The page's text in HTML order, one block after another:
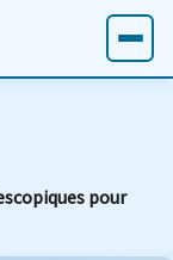
pour